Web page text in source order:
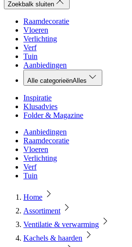
Zoekbalk sluiten
Raamdecoratie
Vloeren
Verlichting
Verf
Tuin
Aanbiedingen
Alle categorieënAlles
Inspiratie
Klusadvies
Folder & Magazine
Aanbiedingen
Raamdecoratie
Vloeren
Verlichting
Verf
Tuin
Home
Assortiment
Ventilatie & verwarming
Kachels & haarden